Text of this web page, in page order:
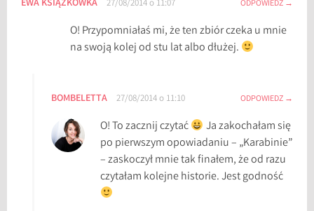
u
m
r
l
e
s
t
EWA KSIĄŻKÓWKA 27/08/2014 o 11:07 ODPOWIEDZ
O! Przypomniałaś mi, że ten zbiór czeka u mnie
na swoją kolej od stu lat albo dłużej.
BOMBELETTA 27/08/2014 o 11:10 ODPOWIEDZ
O! To zacznij czytać
Ja zakochałam się
po pierwszym opowiadaniu – „Karabinie”
– zaskoczył mnie tak finałem, że od razu
czytałam kolejne historie. Jest godność